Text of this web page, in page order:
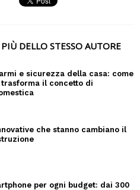
DELLO STESSO AUTORE
e sicurezza della casa: come
il concetto di
che stanno cambiano il
per ogni budget: dai 300